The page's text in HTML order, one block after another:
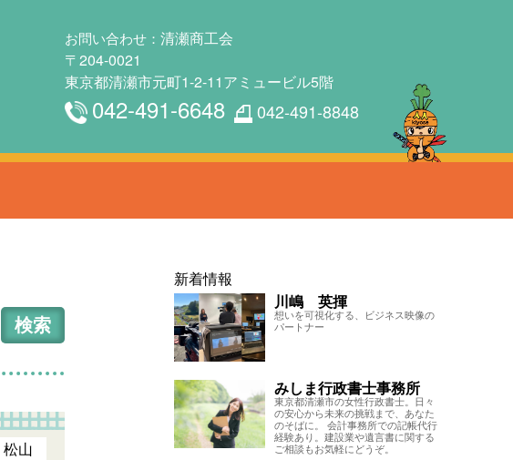
お問い合わせ： 清瀬商工会
〒204-0021
東京都清瀬市元町1-2-11アミュービル5階
042-491-6648 042-491-8848
松山
新着情報
川嶋 英揮
想いを可視化する、ビジネス映像の
パートナー
みしま行政書士事務所
東京都清瀬市の女性行政書士。日々
の安心から未来の挑戦まで、あなた
のそばに。 会計事務所での記帳代行
経験あり。建設業や遺言書に関する
ご相談もお気軽にどうぞ。